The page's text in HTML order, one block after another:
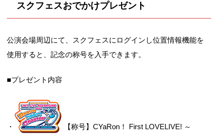
スクフェスおでかけプレゼント
公演会場周辺にて、スクフェスにログインし位置情報機能を
使用すると、記念の称号を入手できます。
■プレゼント内容
・
【称号】CYaRon！ First LOVELIVE! ～